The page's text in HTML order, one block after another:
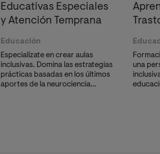
Educativas Especiales
y Atención Temprana
Educación
Especialízate en crear aulas
inclusivas. Domina las estrategias
prácticas basadas en los últimos
aportes de la neurociencia
una